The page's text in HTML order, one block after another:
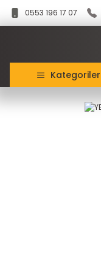
0553 196 17 07
Kategoriler